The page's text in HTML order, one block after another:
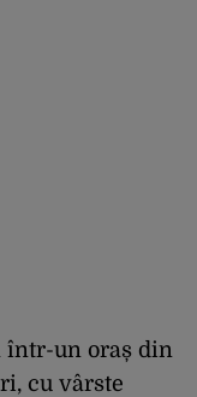
într-un oraș din
cu vârste